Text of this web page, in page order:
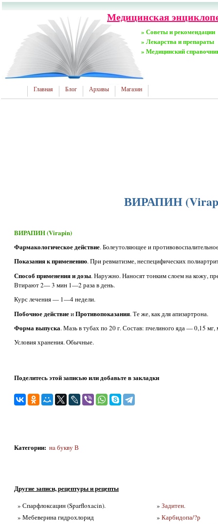
Медицинская
» Советы и рекомендации
» Лекарства и препараты
» Медицинский
Главная Блог Архивы Магазин
ВИРАПИН
ВИРАПИН (Virapin)
Фармакологическое действие. Болеутоляющее и
Показания к применению. При ревматизме, неспецифических
Способ применения и дозы. Наружно. Наносят тонким слоем на кожу,
Втирают 2— 3 мин 1—2 раза в день.
Курс лечения — 1—4 недели.
Побочное действиеиПротивопоказания. Те же, как для апизартрона.
Форма выпуска. Мазь в тубах по 20 г. Состав: пчелиного яда — 0,15
Условия хранения. Обычные.
Поделитесь этой записью или добавьте в закладки
Категории: нa букву В
Другие записи, рецептуры и рецепты
» Спарфлоксацин (Sparfloxacin).
» Мебеверина гидрохлорид
» Задитен.
» Карбидопа/?р